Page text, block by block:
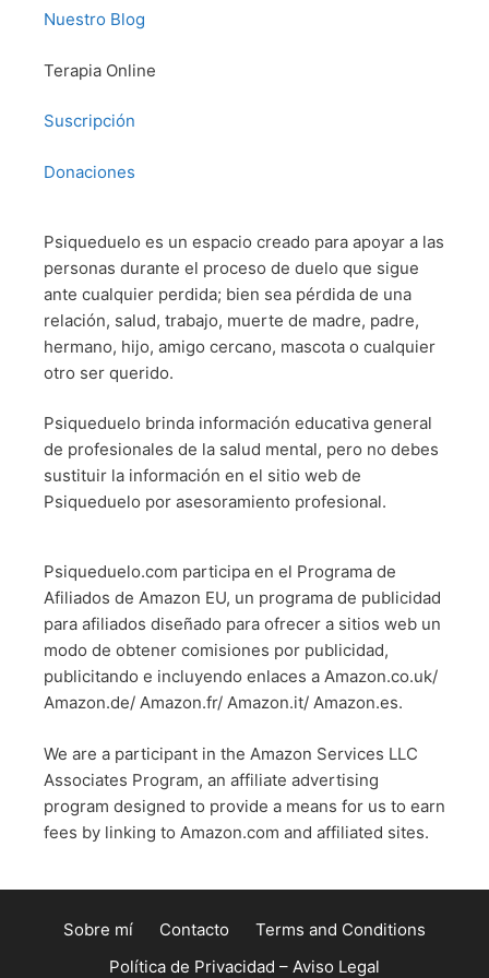
Nuestro Blog
Terapia Online
Suscripción
Donaciones
Psiqueduelo es un espacio creado para apoyar a las
personas durante el proceso de duelo que sigue
ante cualquier perdida; bien sea pérdida de una
relación, salud, trabajo, muerte de madre, padre,
hermano, hijo, amigo cercano, mascota o cualquier
otro ser querido.
Psiqueduelo brinda información educativa general
de profesionales de la salud mental, pero no debes
sustituir la información en el sitio web de
Psiqueduelo por asesoramiento profesional.
Psiqueduelo.com participa en el Programa de
Afiliados de Amazon EU, un programa de publicidad
para afiliados diseñado para ofrecer a sitios web un
modo de obtener comisiones por publicidad,
publicitando e incluyendo enlaces a Amazon.co.uk/
Amazon.de/ Amazon.fr/ Amazon.it/ Amazon.es.
We are a participant in the Amazon Services LLC
Associates Program, an affiliate advertising
program designed to provide a means for us to earn
fees by linking to Amazon.com and affiliated sites.
Sobre mí Contacto
Terms and Conditions
Política de Privacidad – Aviso Legal